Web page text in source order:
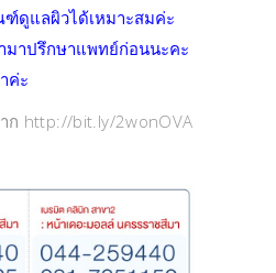
ดูแลผิวได้เหมาะสมค่ะ
มาปรึกษาแพทย์ก่อนนะคะ
ค่ะ
http://bit.ly/2wonOVA